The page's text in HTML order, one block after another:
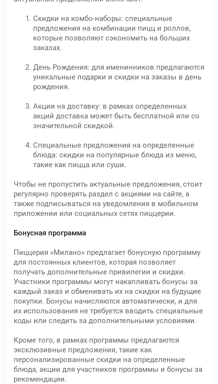
Скидки на комбо-наборы: специальные
предложения на комбинации пицц и роллов,
которые позволяют сэкономить на больших
заказах.
День Рождения: для именинников предлагаются
уникальные подарки и скидки на заказы в день
рождения.
Акции на доставку: в рамках определенных
акций доставка может быть бесплатной или со
значительной скидкой.
Специальные предложения на определенные
блюда: скидки на популярные блюда из меню,
такие как пицца или суши.
Чтобы не пропустить актуальные предложения, стоит
регулярно проверять раздел с акциями на сайте, а
также подписываться на уведомления в мобильном
приложении или социальных сетях пиццерии.
Бонусная программа
Пиццерия «Милано» предлагает бонусную программу
для постоянных клиентов, которая позволяет
получать дополнительные привилегии и скидки.
Участники программы могут накапливать бонусы за
каждый заказ и обменивать их на скидки на будущие
покупки. Бонусы начисляются автоматически, и для
их использования не требуется вводить специальные
коды или следить за дополнительными условиями.
Кроме того, в рамках программы предлагаются
эксклюзивные предложения, такие как
персонализированные скидки на определенные
блюда, акции для участников программы и бонусы за
рекомендации.